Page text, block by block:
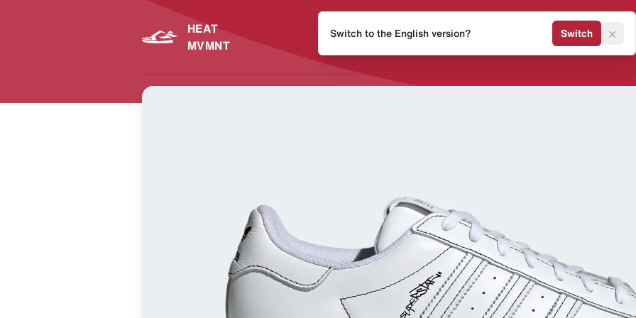
HEAT
MVMNT
Release Kalender Sneaker
Switch to the English version? Switch ×